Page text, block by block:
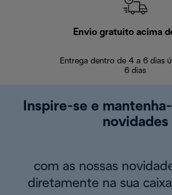
Envio gratuito acima
Entrega dentro de 4 a 6 dias
6 dias
Inspire-se e
novidades
com as nossas
diretamente na sua